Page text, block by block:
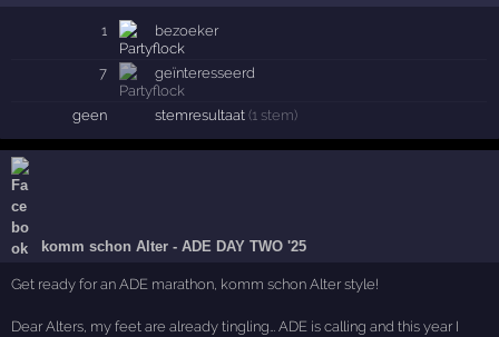
1 bezoeker
7 geïnteresseerd
geen stemresultaat(1 stem)
komm schon Alter - ADE DAY TWO '25
Get ready for an ADE marathon, komm schon Alter style!
Dear Alters, my feet are already tingling… ADE is calling and this year I